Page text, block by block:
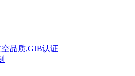
品质,GJB认证